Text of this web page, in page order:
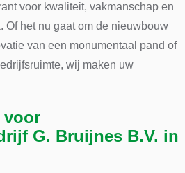
voor kwaliteit, vakmanschap en
Of het nu gaat om de nieuwbouw
van een monumentaal pand of
wij maken uw
voor
G. Bruijnes B.V. in